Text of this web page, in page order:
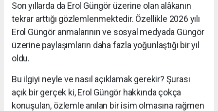
Son yıllarda da Erol Güngör üzerine olan alâkanın
tekrar arttığı gözlemlenmektedir. Özellikle 2026 yılı
Erol Güngör anmalarının ve sosyal medyada Güngör
üzerine paylaşımların daha fazla yoğunlaştığı bir yıl
oldu.
Bu ilgiyi neyle ve nasıl açıklamak gerekir? Şurası
açık bir gerçek ki, Erol Güngör hakkında çokça
konuşulan, özlemle anılan bir isim olmasına rağmen